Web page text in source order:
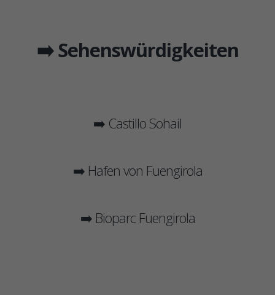
➡️ Sehenswürdigkeiten
➡️ Castillo Sohail
➡️ Hafen von Fuengirola
➡️ Bioparc Fuengirola